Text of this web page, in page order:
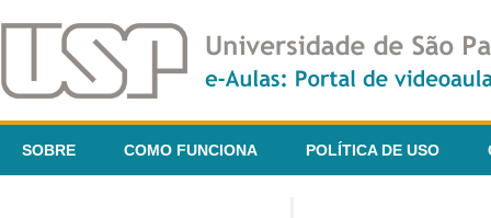
SOBRE COMO FUNCIONA POLÍTICA DE USO